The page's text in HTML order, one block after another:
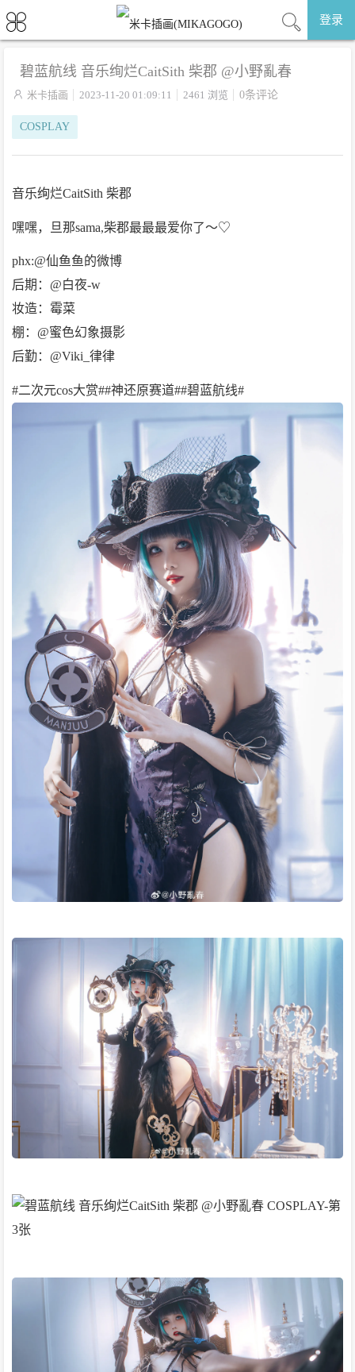
登录
碧蓝航线 音乐绚烂CaitSith 柴郡 @小野亂春
 米卡插画 2023-11-20 01:09:11 2461 浏览 0条评论
COSPLAY
音乐绚烂CaitSith 柴郡
嘿嘿，旦那sama,柴郡最最最爱你了～♡
phx:@仙鱼鱼的微博
后期：@白夜-w
妆造：霉菜
棚：@蜜色幻象摄影
后勤：@Viki_律律
#二次元cos大赏##神还原赛道##碧蓝航线#